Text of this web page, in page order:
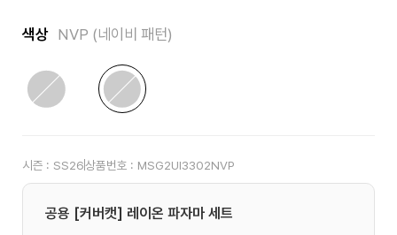
색상 NVP (네이비 패턴)
시즌 : SS26상품번호 : MSG2UI3302NVP
공용 [커버캣] 레이온 파자마 세트